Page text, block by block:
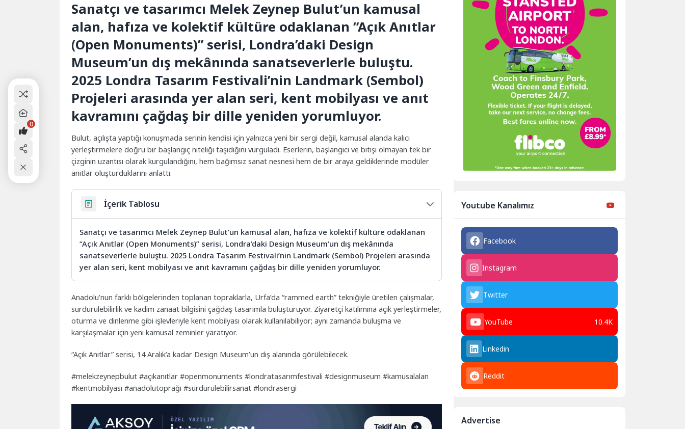
Sanatçı ve tasarımcı Melek Zeynep Bulut’un kamusal
alan, hafıza ve kolektif kültüre odaklanan “Açık Anıtlar
(Open Monuments)” serisi, Londra’daki Design
Museum’un dış mekânında sanatseverlerle buluştu.
2025 Londra Tasarım Festivali’nin Landmark (Sembol)
Projeleri arasında yer alan seri, kent mobilyası ve anıt
kavramını çağdaş bir dille yeniden yorumluyor.
Bulut, açılışta yaptığı konuşmada serinin kendisi için yalnızca yeni bir sergi değil, kamusal alanda kalıcı
yerleştirmelere doğru bir başlangıç niteliği taşıdığını vurguladı. Eserlerin, başlangıcı ve bitişi olmayan tek bir
çizginin uzantısı olarak kurgulandığını, hem bağımsız sanat nesnesi hem de bir araya geldiklerinde modüler
anıtlar oluşturduklarını anlattı.
İçerik Tablosu
Sanatçı ve tasarımcı Melek Zeynep Bulut’un kamusal alan, hafıza ve kolektif kültüre odaklanan
“Açık Anıtlar (Open Monuments)” serisi, Londra’daki Design Museum’un dış mekânında
sanatseverlerle buluştu. 2025 Londra Tasarım Festivali’nin Landmark (Sembol) Projeleri arasında
yer alan seri, kent mobilyası ve anıt kavramını çağdaş bir dille yeniden yorumluyor.
Anadolu’nun farklı bölgelerinden toplanan topraklarla, Urfa’da “rammed earth” tekniğiyle üretilen çalışmalar,
sürdürülebilirlik ve kadim zanaat bilgisini çağdaş tasarımla buluşturuyor. Ziyaretçi katılımına açık yerleştirmeler,
oturma ve dinlenme gibi işlevleriyle kent mobilyası olarak kullanılabiliyor; aynı zamanda buluşma ve
karşılaşmalar için yeni kamusal zeminler yaratıyor.
“Açık Anıtlar” serisi, 14 Aralık’a kadar Design Museum’un dış alanında görülebilecek.
#melekzeynepbulut #açıkanıtlar #openmonuments #londratasarımfestivali #designmuseum #kamusalalan
#kentmobilyası #anadolutoprağı #sürdürülebilirsanat #londrasergi
Youtube Kanalımız
Facebook
Instagram
Twitter
YouTube 10.4K
Linkedin
Reddit
Advertise
0